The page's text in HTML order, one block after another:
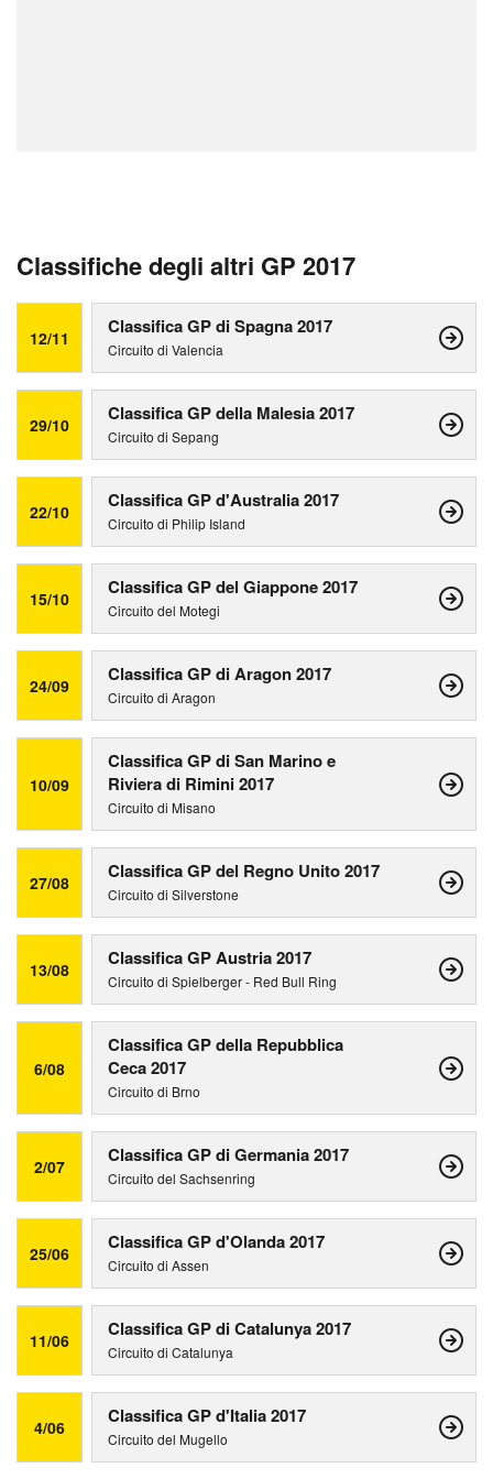
Classifiche degli altri GP 2017
12/11 Classifica GP di Spagna 2017
Circuito di Valencia
29/10 Classifica GP della Malesia 2017
Circuito di Sepang
22/10 Classifica GP d'Australia 2017
Circuito di Philip Island
15/10 Classifica GP del Giappone 2017
Circuito del Motegi
24/09 Classifica GP di Aragon 2017
Circuito di Aragon
10/09
Classifica GP di San Marino e
Riviera di Rimini 2017
Circuito di Misano
27/08 Classifica GP del Regno Unito 2017
Circuito di Silverstone
13/08 Classifica GP Austria 2017
Circuito di Spielberger - Red Bull Ring
6/08
Classifica GP della Repubblica
Ceca 2017
Circuito di Brno
2/07 Classifica GP di Germania 2017
Circuito del Sachsenring
25/06 Classifica GP d'Olanda 2017
Circuito di Assen
11/06 Classifica GP di Catalunya 2017
Circuito di Catalunya
4/06 Classifica GP d'Italia 2017
Circuito del Mugello